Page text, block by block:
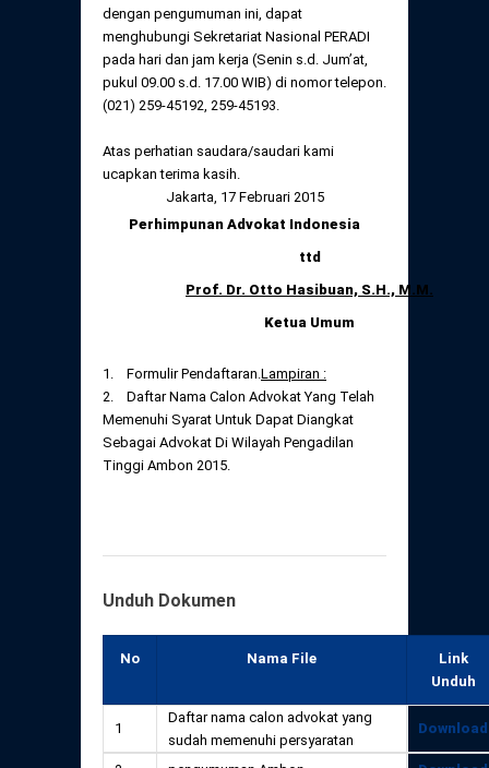
dengan pengumuman ini, dapat
menghubungi Sekretariat Nasional PERADI
pada hari dan jam kerja (Senin s.d. Jum’at,
pukul 09.00 s.d. 17.00 WIB) di nomor telepon.
(021) 259-45192, 259-45193.
Atas perhatian saudara/saudari kami
ucapkan terima kasih.
Jakarta, 17 Februari 2015
Perhimpunan Advokat Indonesia
ttd
Prof. Dr. Otto Hasibuan, S.H., M.M.
Ketua Umum
1. Formulir Pendaftaran. Lampiran :
2. Daftar Nama Calon Advokat Yang Telah
Memenuhi Syarat Untuk Dapat Diangkat
Sebagai Advokat Di Wilayah Pengadilan
Tinggi Ambon 2015.
Unduh Dokumen
No Nama File
Link
Unduh
1
Daftar nama calon advokat yang
sudah memenuhi persyaratan
Download